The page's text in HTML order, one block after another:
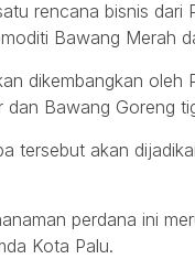
rencana bisnis dari
Bawang Merah
dikembangkan oleh
Bawang Goreng
tersebut akan
perdana ini
Kota Palu.